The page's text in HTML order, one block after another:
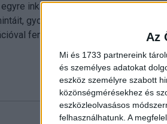
Az
Mi és 1733 partnereink
és személyes adatokat
eszköz személyre szabott
közönségmérésekhez és
eszközleolvasásos
felhasználhatunk. A
inkább elmossa a
gyorsítja az innovációt és növeli
fenyeget.